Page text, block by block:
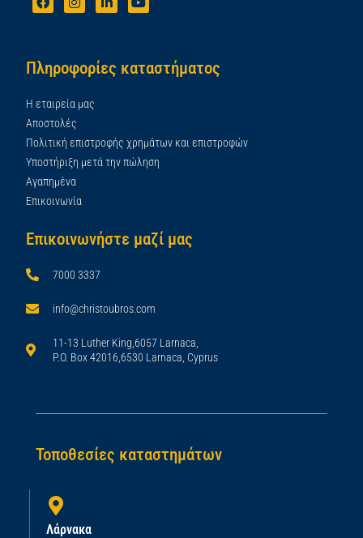
Πληροφορίες καταστήματος
Η εταιρεία μας
Αποστολές
Πολιτική επιστροφής χρημάτων και επιστροφών
Υποστήριξη μετά την πώληση
Αγαπημένα
Επικοινωνία
Επικοινωνήστε μαζί μας
7000 3337
info@christoubros.com
11-13 Luther King,6057 Larnaca,
P.O. Box 42016,6530 Larnaca, Cyprus
Τοποθεσίες καταστημάτων
Λάρνακα